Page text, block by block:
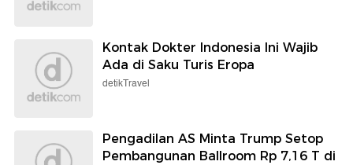
Kontak Dokter Indonesia Ini Wajib
Ada di Saku Turis Eropa
detikTravel
Pengadilan AS Minta Trump Setop
Pembangunan Ballroom Rp 7,16 T di